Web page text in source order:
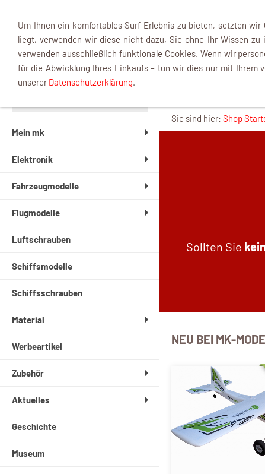
Mein mk
Elektronik
Fahrzeugmodelle
Flugmodelle
Luftschrauben
Schiffsmodelle
Schiffsschrauben
Material
Werbeartikel
Zubehör
Aktuelles
Geschichte
Museum
Sie sind hier: Shop
Sollten Sie
NEU BEI MK-
Um Ihnen ein komfortables Surf-Erlebnis zu bieten, setzten
liegt, verwenden wir diese nicht dazu, Sie ohne Ihr Wissen
verwenden ausschließlich funktionale Cookies. Wenn wir
für die Abwicklung Ihres Einkaufs – tun wir dies nur mit Ihrem
unserer Datenschutzerklärung.